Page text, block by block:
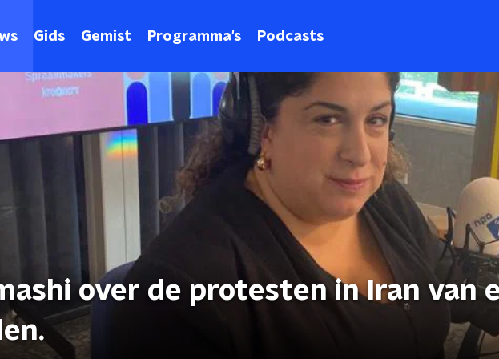
Gids Gemist Programma's Podcasts
over de protesten in Iran van